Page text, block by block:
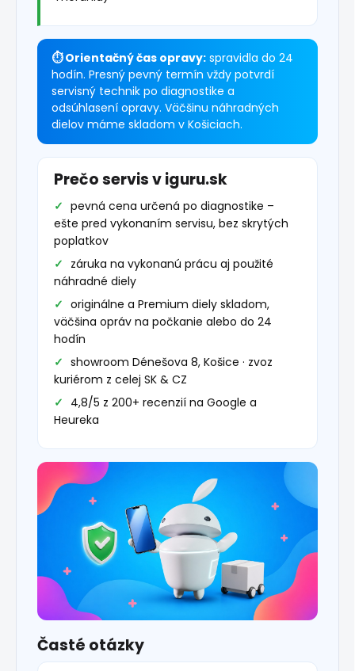
⏱ Orientačný čas opravy: spravidla do 24
hodín. Presný pevný termín vždy potvrdí
servisný technik po diagnostike a
odsúhlasení opravy. Väčšinu náhradných
dielov máme skladom v Košiciach.
Prečo servis v iguru.sk
pevná cena určená po diagnostike –
ešte pred vykonaním servisu, bez skrytých
poplatkov
záruka na vykonanú prácu aj použité
náhradné diely
originálne a Premium diely skladom,
väčšina opráv na počkanie alebo do 24
hodín
showroom Dénešova 8, Košice · zvoz
kuriérom z celej SK & CZ
4,8/5 z 200+ recenzií na Google a
Heureka
Časté otázky